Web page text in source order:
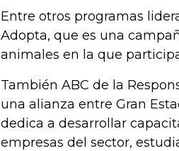
Entre otros programas
Adopta, que es una
animales en la que
También ABC de la
una alianza entre Gran
dedica a desarrollar
empresas del sector,